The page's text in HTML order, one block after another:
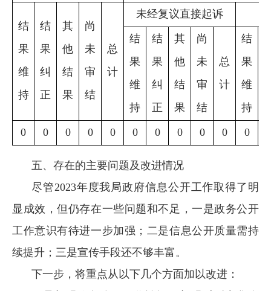
结
果
维
持
结
果
纠
正
其
他
结
果
尚
未
审
结
总
计
未经复议直接起诉
结
果
维
持
结
果
纠
正
其
他
结
果
尚
未
审
结
总
计
结
果
维
持
0 0 0 0 0 0 0 0 0 0 0
五、存在的主要问题及改进情况
尽管2023年度我局政府信息公开工作取得了明
显成效，但仍存在一些问题和不足，一是政务公开
工作意识有待进一步加强；二是信息公开质量需持
续提升；三是宣传手段还不够丰富。
下一步，将重点从以下几个方面加以改进：